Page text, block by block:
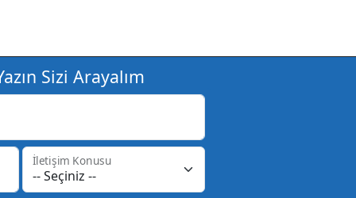
Sizi Arayalım
İletişim Konusu